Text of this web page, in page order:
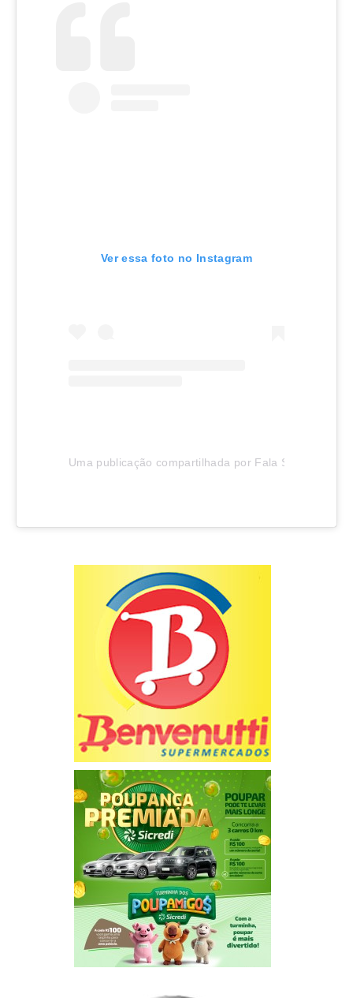
Ver essa foto no Instagram
Uma publicação compartilhada por Fala SC